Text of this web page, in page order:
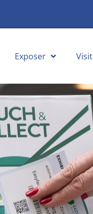
Exposer